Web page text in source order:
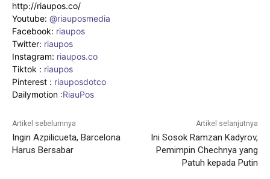
http://riaupos.co/
Youtube: @riauposmedia
Facebook: riaupos
Twitter: riaupos
Instagram: riaupos.co
Tiktok : riaupos
Pinterest : riauposdotco
Dailymotion :RiauPos
Artikel sebelumnya
Ingin Azpilicueta, Barcelona
Harus Bersabar
Artikel selanjutnya
Ini Sosok Ramzan Kadyrov,
Pemimpin Chechnya yang
Patuh kepada Putin